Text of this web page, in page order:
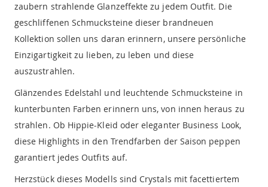
zaubern strahlende Glanzeffekte zu jedem Outfit. Die
geschliffenen Schmucksteine dieser brandneuen
Kollektion sollen uns daran erinnern, unsere persönliche
Einzigartigkeit zu lieben, zu leben und diese
auszustrahlen.
Glänzendes Edelstahl und leuchtende Schmucksteine in
kunterbunten Farben erinnern uns, von innen heraus zu
strahlen. Ob Hippie-Kleid oder eleganter Business Look,
diese Highlights in den Trendfarben der Saison peppen
garantiert jedes Outfits auf.
Herzstück dieses Modells sind Crystals mit facettiertem